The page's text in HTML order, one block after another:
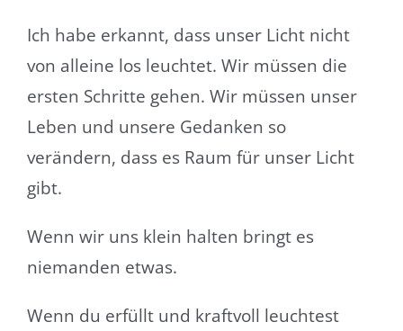
Ich habe erkannt, dass unser Licht nicht
von alleine los leuchtet. Wir müssen die
ersten Schritte gehen. Wir müssen unser
Leben und unsere Gedanken so
verändern, dass es Raum für unser Licht
gibt.
Wenn wir uns klein halten bringt es
niemanden etwas.
Wenn du erfüllt und kraftvoll leuchtest